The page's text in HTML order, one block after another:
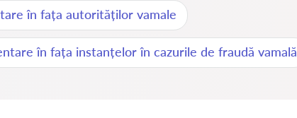
în fața autorităților vamale
în fața instanțelor în cazurile de fraudă vamală